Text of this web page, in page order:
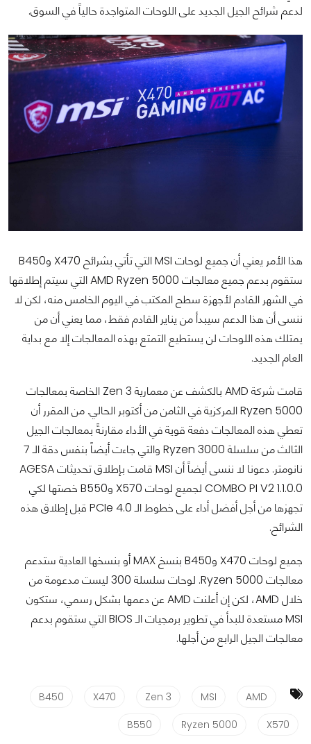
لدعم شرائح الجيل الجديد على اللوحات المتواجدة حالياً في السوق.
هذا الأمر يعني أن جميع لوحات MSI التي تأتي بشرائح X470 وB450
ستقوم بدعم جميع معالجات AMD Ryzen 5000 التي سيتم إطلاقها
في الشهر القادم لأجهزة سطح المكتب في اليوم الخامس منه، لكن لا
ننسى أن هذا الدعم سيبدأ من يناير القادم فقط، مما يعني أن من
يمتلك هذه اللوحات لن يستطيع التمتع بهذه المعالجات إلا مع بداية
العام الجديد.
قامت شركة AMD بالكشف عن معمارية Zen 3 الخاصة بمعالجات
Ryzen 5000 المركزية في الثامن من أكتوبر الحالي. من المقرر أن
تعطي هذه المعالجات دفعة قوية في الأداء مقارنةً بمعالجات الجيل
الثالث من سلسلة Ryzen 3000 والتي جاءت أيضاً بنفس دقة الـ 7
نانومتر. دعونا لا ننسى أيضاً أن MSI قامت بإطلاق تحديثات AGESA
COMBO PI V2 1.1.0.0 لجميع لوحات X570 وB550 خصتها لكي
تجهزها من أجل أفضل أداء على خطوط الـ PCIe 4.0 قبل إطلاق هذه
الشرائح.
جميع لوحات X470 وB450 بنسخ MAX أو بنسخها العادية ستدعم
معالجات Ryzen 5000. لوحات سلسلة 300 ليست مدعومة من
خلال AMD، لكن إن أعلنت AMD عن دعمها بشكل رسمي، ستكون
MSI مستعدة للبدأ في تطوير برمجيات الـ BIOS التي ستقوم بدعم
معالجات الجيل الرابع من أجلها.
AMD
MSI
Zen 3
X470
B450
X570
Ryzen 5000
B550